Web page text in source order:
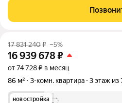
дизайна, выгодная цена и
идеальный вариант для тех,
17 831 240₽ –5%
16 939 678₽
от 74 728 ₽ в месяц
86 м²
3-комн. квартира 3 этаж из
новостройка